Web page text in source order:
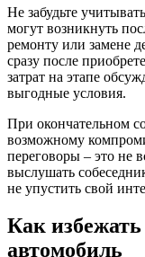
Не забудьте
могут возникнуть
ремонту или замене
сразу после
затрат на этапе
выгодные условия.
При окончательном
возможному
переговоры – это не
выслушать
не упустить свой
Как
автомобиль